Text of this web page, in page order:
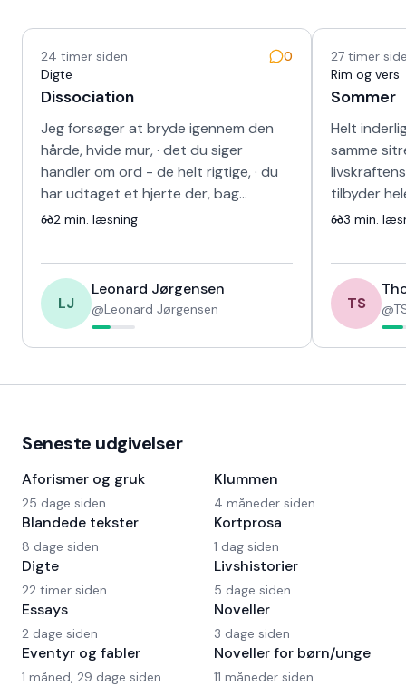
24 timer siden
0
Digte
Dissociation
Jeg forsøger at bryde igennem den
hårde, hvide mur, · det du siger
handler om ord - de helt rigtige, · du
har udtaget et hjerte der, bag
skinnet, · kunne ikke længere banke i
2 min. læsning
LJ
Leonard Jørgensen
@Leonard Jørgensen
27 timer
Rim og vers
Sommer
Helt
samme
tilbyder
sang for
3 min.
TS @
Seneste udgivelser
Aforismer og gruk
25 dage siden
Blandede tekster
8 dage siden
Digte
22 timer siden
Essays
2 dage siden
Eventyr og fabler
1 måned, 29 dage siden
Klummen
4 måneder siden
Kortprosa
1 dag siden
Livshistorier
5 dage siden
Noveller
3 dage siden
Noveller for børn/unge
11 måneder siden